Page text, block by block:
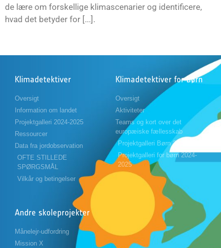
de lære om forskellige klimascenarier og identificere,
hvad det betyder for [...].
Klimadetektiver
Oversigt
Information om landet
Projektgalleri 2024-2025
Ressourcer
Data fra jordobservation
OFTE STILLEDE
SPØRGSMÅL
Vilkår og betingelser
Klimadetektiver for børn
Oversigt
Aktiviteter
Teams og kort over det
europæiske fællesskab
Projektgalleri Børn 2023-2024
Projektgalleri for børn 2024-
2025
Andre skoleprojekter
Månelejr-udfordring
Mission X